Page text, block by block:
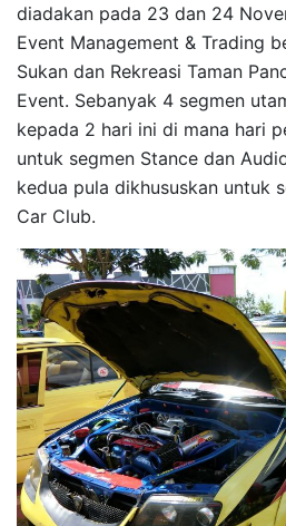
diadakan pada 23 dan 24
Event Management & Trading
Sukan dan Rekreasi Taman
Event. Sebanyak 4 segmen
kepada 2 hari ini di mana hari
untuk segmen Stance dan
kedua pula dikhususkan untuk
Car Club.